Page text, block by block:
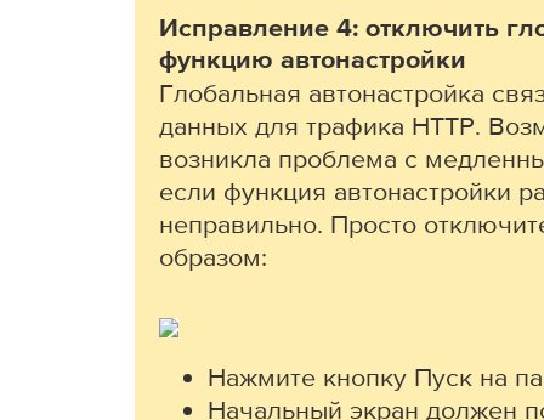
Исправление 4: отключить
функцию автонастройки
Глобальная автонастройка
данных для трафика HTTP.
возникла проблема с
если функция автонастройки
неправильно. Просто
образом:
Нажмите кнопку Пуск на
Начальный экран должен